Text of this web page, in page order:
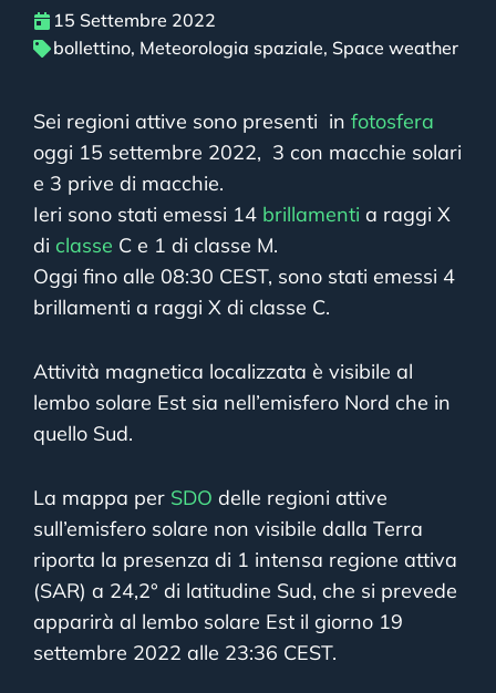
15 Settembre 2022
bollettino, Meteorologia spaziale, Space weather
Sei regioni attive sono presenti in fotosfera
oggi 15 settembre 2022, 3 con macchie solari
e 3 prive di macchie.
Ieri sono stati emessi 14 brillamenti a raggi X
di classe C e 1 di classe M.
Oggi fino alle 08:30 CEST, sono stati emessi 4
brillamenti a raggi X di classe C.
Attività magnetica localizzata è visibile al
lembo solare Est sia nell’emisfero Nord che in
quello Sud.
La mappa per SDO delle regioni attive
sull’emisfero solare non visibile dalla Terra
riporta la presenza di 1 intensa regione attiva
(SAR) a 24,2° di latitudine Sud, che si prevede
apparirà al lembo solare Est il giorno 19
settembre 2022 alle 23:36 CEST.